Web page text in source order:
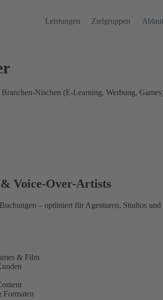
Leistungen Zielgruppen
Nischen (E-Learning, Werbung,
Voice-Over-Artists
– optimiert für Agenturen, Studios
& Film
Formaten